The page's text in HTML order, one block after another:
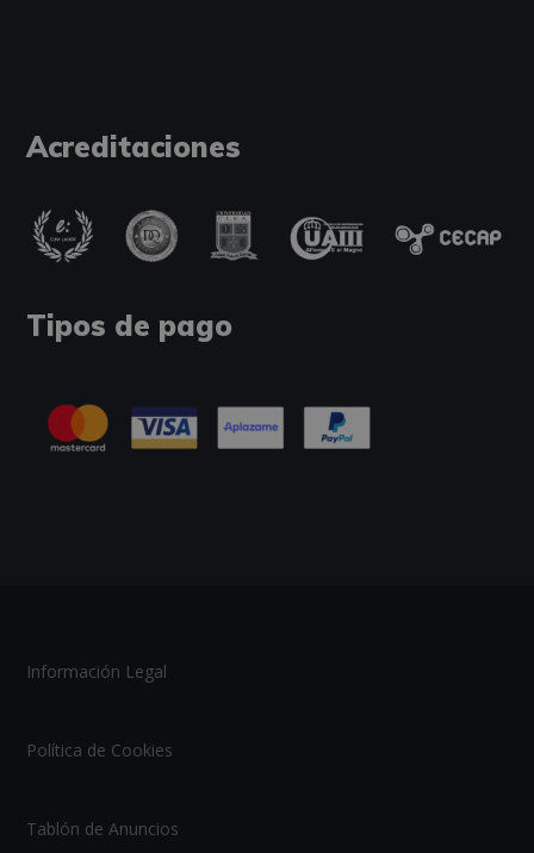
Acreditaciones
Tipos de pago
Información Legal
Política de Cookies
Tablón de Anuncios